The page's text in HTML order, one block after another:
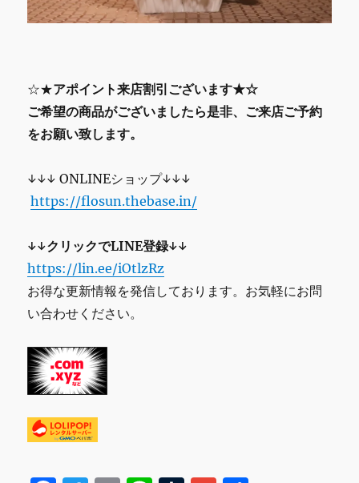
☆★アポイント来店割引ございます★☆
ご希望の商品がございましたら是非、ご来店ご予約
をお願い致します。
↓↓↓ ONLINEショップ↓↓↓
https://flosun.thebase.in/
↓↓クリックでLINE登録↓↓
https://lin.ee/iOtlzRz
お得な更新情報を発信しております。お気軽にお問
い合わせください。